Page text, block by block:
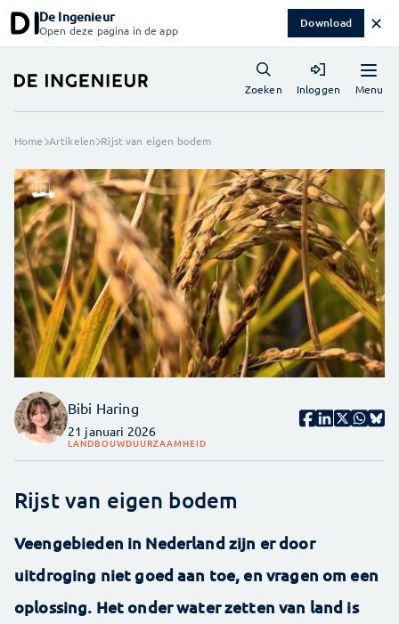
De Ingenieur
Open deze pagina in de app Download ✕
Menu
Zoeken Inloggen
Home Artikelen Rijst van eigen bodem
Bibi Haring
21 januari 2026
LANDBOUWDUURZAAMHEID
Rijst van eigen bodem
Veengebieden in Nederland zijn er door
uitdroging niet goed aan toe, en vragen om een
oplossing. Het onder water zetten van land is